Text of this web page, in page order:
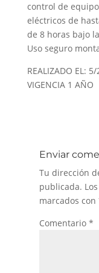
control de
eléctricos de
de 8 horas bajo
Uso seguro
REALIZADO EL:
VIGENCIA 1 AÑO
Enviar
Tu dirección
publicada.
marcados con
Comentario *